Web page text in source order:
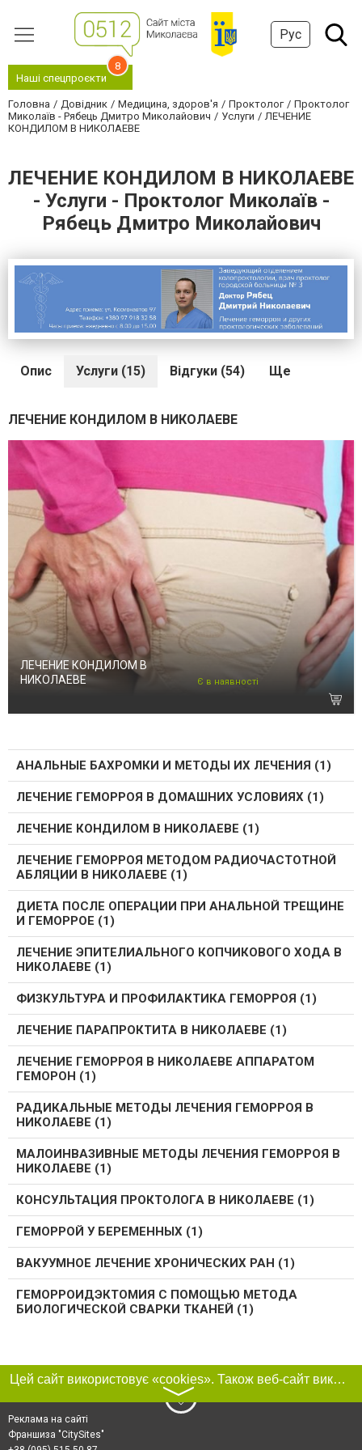
Рус
Наші спецпроєкти
8
Головна Довідник Медицина, здоров'я Проктолог
Проктолог
Миколаїв - Рябець Дмитро Миколайович
Услуги
ЛЕЧЕНИЕ
КОНДИЛОМ В НИКОЛАЕВЕ
ЛЕЧЕНИЕ КОНДИЛОМ В НИКОЛАЕВЕ
- Услуги - Проктолог Миколаїв -
Рябець Дмитро Миколайович
Опис Услуги (15) Відгуки (54) Ще
ЛЕЧЕНИЕ КОНДИЛОМ В НИКОЛАЕВЕ
ЛЕЧЕНИЕ КОНДИЛОМ В
НИКОЛАЕВЕ
Є в наявності
АНАЛЬНЫЕ БАХРОМКИ И МЕТОДЫ ИХ ЛЕЧЕНИЯ (1)
ЛЕЧЕНИЕ ГЕМОРРОЯ В ДОМАШНИХ УСЛОВИЯХ (1)
ЛЕЧЕНИЕ КОНДИЛОМ В НИКОЛАЕВЕ (1)
ЛЕЧЕНИЕ ГЕМОРРОЯ МЕТОДОМ РАДИОЧАСТОТНОЙ
АБЛЯЦИИ В НИКОЛАЕВЕ (1)
ДИЕТА ПОСЛЕ ОПЕРАЦИИ ПРИ АНАЛЬНОЙ ТРЕЩИНЕ
И ГЕМОРРОЕ (1)
ЛЕЧЕНИЕ ЭПИТЕЛИАЛЬНОГО КОПЧИКОВОГО ХОДА В
НИКОЛАЕВЕ (1)
ФИЗКУЛЬТУРА И ПРОФИЛАКТИКА ГЕМОРРОЯ (1)
ЛЕЧЕНИЕ ПАРАПРОКТИТА В НИКОЛАЕВЕ (1)
ЛЕЧЕНИЕ ГЕМОРРОЯ В НИКОЛАЕВЕ АППАРАТОМ
ГЕМОРОН (1)
РАДИКАЛЬНЫЕ МЕТОДЫ ЛЕЧЕНИЯ ГЕМОРРОЯ В
НИКОЛАЕВЕ (1)
МАЛОИНВАЗИВНЫЕ МЕТОДЫ ЛЕЧЕНИЯ ГЕМОРРОЯ В
НИКОЛАЕВЕ (1)
КОНСУЛЬТАЦИЯ ПРОКТОЛОГА В НИКОЛАЕВЕ (1)
ГЕМОРРОЙ У БЕРЕМЕННЫХ (1)
ВАКУУМНОЕ ЛЕЧЕНИЕ ХРОНИЧЕСКИХ РАН (1)
ГЕМОРРОИДЭКТОМИЯ С ПОМОЩЬЮ МЕТОДА
БИОЛОГИЧЕСКОЙ СВАРКИ ТКАНЕЙ (1)
Цей сайт використовує «cookies». Також веб-сайт використовує інтернет-сервіс для збору технічних даних стосовно відвідувачів з метою отримання маркетингової та статистичної інформації. Умови обробки даних відвідувачів сайту див.
〉
Реклама на сайті
Франшиза "CitySites"